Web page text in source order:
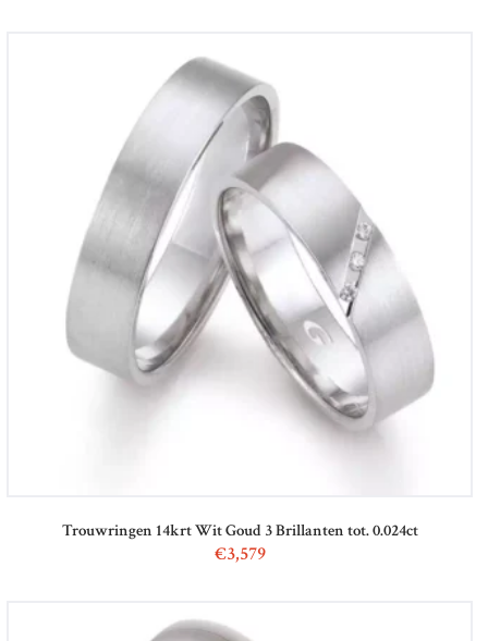
Trouwringen 14krt Wit Goud 3 Brillanten tot. 0.024ct
€3,579